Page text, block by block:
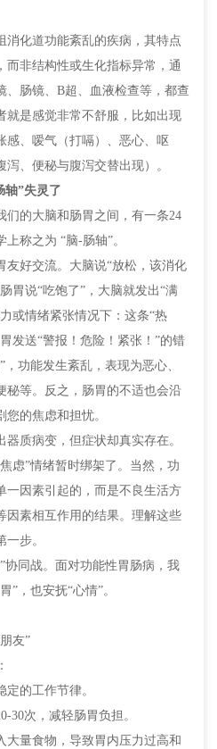
化道功能紊乱的疾病，其特点
而非结构性或生化指标异常，通
、肠镜、B超、血液检查等，都查
就是感觉非常不舒服，比如出现
感、嗳气（打嗝）、恶心、呕
、便秘与腹泻交替出现）。
轴”失灵了
的大脑和肠胃之间，有一条24
称之为 “脑-肠轴”。
好交流。大脑说“放松，该消化
胃说“吃饱了”，大脑就发出“满
或情绪紧张情况下：这条“热
发送“警报！危险！紧张！”的错
功能发生紊乱，表现为恶心、
秘等。反之，肠胃的不适也会沿
的焦虑和担忧。
质病变，但症状却真实存在。
虑”情绪暂时绑架了。当然，功
一因素引起的，而是不良生活方
因素相互作用的结果。理解这些
步。
同战。面对功能性胃肠病，我
”，也安抚“心情”。
友”
的工作节律。
次，减轻肠胃负担。
量食物，导致胃内压力过高和